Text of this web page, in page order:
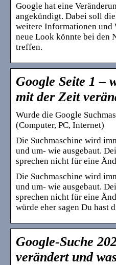
Google hat eine
angekündigt. Dabei soll
weitere Informationen und
neue Look könnte bei den
treffen.
Google Seite 1 –
mit der Zeit
Wurde die Google
(Computer, PC, Internet)
Die Suchmaschine wird
und um- wie ausgebaut.
sprechen nicht für eine
Die Suchmaschine wird
und um- wie ausgebaut.
sprechen nicht für eine
würde eher sagen Du hast
Google-Suche
verändert und